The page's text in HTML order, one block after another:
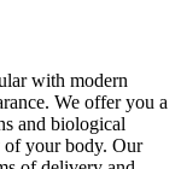
with modern
We offer you a
and biological
of your body. Our